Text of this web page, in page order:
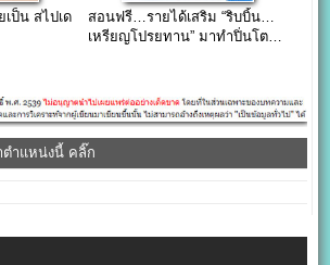
เป็น สไปเด
สอนฟรี…รายได้เสริม “ริบบิ้น…
เหรียญโปรยทาน” มาทำปิ่นโต…
ำแหน่งนี้ คลิ๊ก